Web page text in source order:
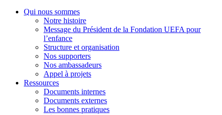
Fondation UEFA
Qui nous sommes
Notre histoire
Message du Président de la Fondation UEFA pour
l’enfance
Structure et organisation
Nos supporters
Nos ambassadeurs
Appel à projets
Ressources
Documents internes
Documents externes
Les bonnes pratiques